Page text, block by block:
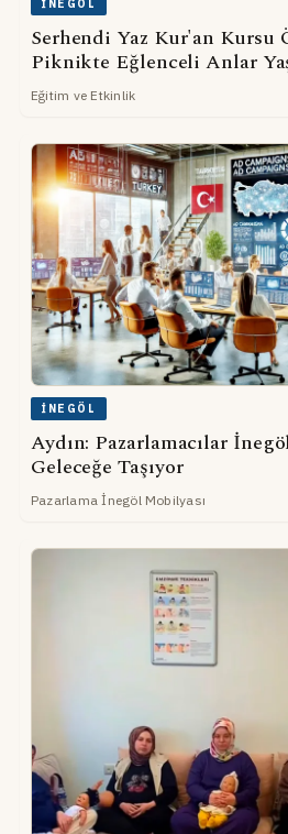
İNEGÖL
Serhendi Yaz Kur'an Kursu
Piknikte Eğlenceli Anlar
Eğitim ve Etkinlik
İNEGÖL
Aydın: Pazarlamacılar
Geleceğe Taşıyor
Pazarlama İnegöl Mobilyası